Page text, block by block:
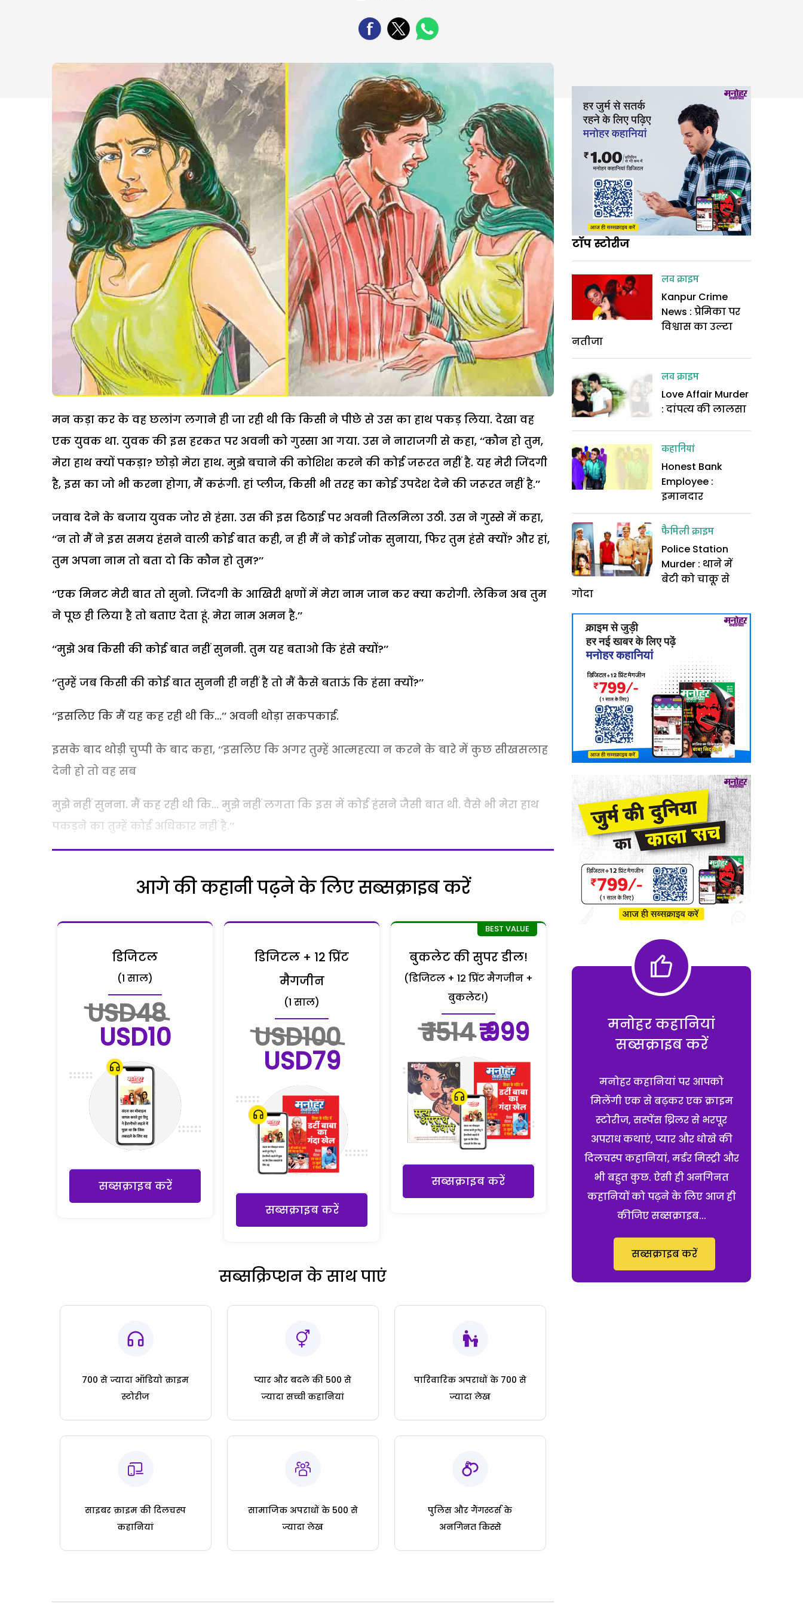
मन कड़ा कर के वह छलांग लगाने ही जा रही थी कि किसी ने पीछे से उस का हाथ पकड़ लिया. देखा वह
एक युवक था. युवक की इस हरकत पर अवनी को गुस्सा आ गया. उस ने नाराजगी से कहा, ‘‘कौन हो तुम,
मेरा हाथ क्यों पकड़ा? छोड़ो मेरा हाथ. मुझे बचाने की कोशिश करने की कोई जरूरत नहीं है. यह मेरी जिंदगी
है, इस का जो भी करना होगा, मैं करूंगी. हां प्लीज, किसी भी तरह का कोई उपदेश देने की जरूरत नहीं है.’’
जवाब देने के बजाय युवक जोर से हंसा. उस की इस ढिठाई पर अवनी तिलमिला उठी. उस ने गुस्से में कहा,
‘‘न तो मैं ने इस समय हंसने वाली कोई बात कही, न ही मैं ने कोई जोक सुनाया, फिर तुम हंसे क्यों? और हां,
तुम अपना नाम तो बता दो कि कौन हो तुम?’’
‘‘एक मिनट मेरी बात तो सुनो. जिंदगी के आखिरी क्षणों में मेरा नाम जान कर क्या करोगी. लेकिन अब तुम
ने पूछ ही लिया है तो बताए देता हूं. मेरा नाम अमन है.’’
‘‘मुझे अब किसी की कोई बात नहीं सुननी. तुम यह बताओ कि हंसे क्यों?’’
‘‘तुम्हें जब किसी की कोई बात सुननी ही नहीं है तो मैं कैसे बताऊं कि हंसा क्यों?’’
‘‘इसलिए कि मैं यह कह रही थी कि...’’ अवनी थोड़ा सकपकाई.
इसके बाद थोड़ी चुप्पी के बाद कहा, ‘‘इसलिए कि अगर तुम्हें आत्महत्या न करने के बारे में कुछ सीखसलाह
देनी हो तो वह सब
मुझे नहीं सुनना. मैं कह रही थी कि... मुझे नहीं लगता कि इस में कोई हंसने जैसी बात थी. वैसे भी मेरा हाथ
पकड़ने का तुम्हें कोई अधिकार नहीं है.’’
आगे की कहानी पढ़ने के लिए सब्सक्राइब करें
डिजिटल
(1 साल)
USD48
USD10
सब्सक्राइब करें
डिजिटल + 12 प्रिंट
मैगजीन
(1 साल)
USD100
USD79
सब्सक्राइब करें
बुकलेट की सुपर डील!
(डिजिटल + 12 प्रिंट मैगजीन +
बुकलेट!)
₹ 1514₹ 999
सब्सक्राइब करें
सब्सक्रिप्शन के साथ पाएं
700 से ज्यादा ऑडियो क्राइम
स्टोरीज
प्यार और बदले की 500 से
ज्यादा सच्ची कहानियां
पारिवारिक अपराधों के 700 से
ज्यादा लेख
साइबर क्राइम की दिलचस्प
कहानियां
सामाजिक अपराधों के 500 से
ज्यादा लेख
पुलिस और गैंगस्टर्स के
अनगिनत किस्से
टॉप स्टोरीज
लव क्राइम
Kanpur Crime
News : प्रेमिका पर
विश्वास का उल्टा
नतीजा
लव क्राइम
Love Affair Murder
: दांपत्य की लालसा
कहानियां
Honest Bank
Employee :
इमानदार
फैमिली क्राइम
Police Station
Murder : थाने में
बेटी को चाकू से
गोदा
मनोहर कहानियां
सब्सक्राइब करें
मनोहर कहानियां पर आपको
मिलेंगी एक से बढ़कर एक क्राइम
स्टोरीज, सस्पेंस थ्रिलर से भरपूर
अपराध कथाएं, प्यार और धोखे की
दिलचस्प कहानियां, मर्डर मिस्ट्री और
भी बहुत कुछ. ऐसी ही अनगिनत
कहानियों को पढ़ने के लिए आज ही
कीजिए सब्सक्राइब...
सब्सक्राइब करें